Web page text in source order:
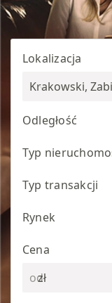
Lokalizacja
Krakowski,
Odległość
Typ
Typ transakcji
Rynek
Cena
zł